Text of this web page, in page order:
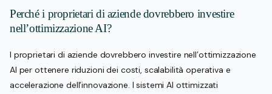
Perché i proprietari di aziende dovrebbero investire
nell’ottimizzazione AI?
I proprietari di aziende dovrebbero investire nell’ottimizzazione
AI per ottenere riduzioni dei costi, scalabilità operativa e
accelerazione dell’innovazione. I sistemi AI ottimizzati